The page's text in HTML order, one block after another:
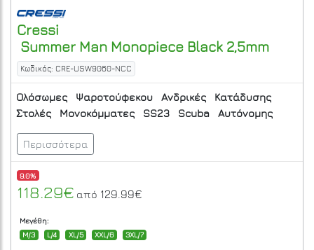
Cressi
Summer Man Monopiece Black 2,5mm
Κωδικός: CRE-USW9060-NCC
Ολόσωμες Ψαροτούφεκου Ανδρικές
Κατάδυσης
Στολές
Μονοκόμματες SS23 Scuba Αυτόνομης
Περισσότερα
9.0%
118.29€ από 129.99€
Μεγέθη:
M/3
L/4 XL/5 XXL/6 3XL/7